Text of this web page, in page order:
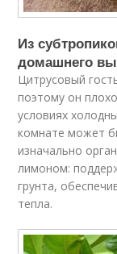
Из
домашнего
Цитрусовый
поэтому он
условиях
комнате может
изначально
лимоном:
грунта,
тепла.